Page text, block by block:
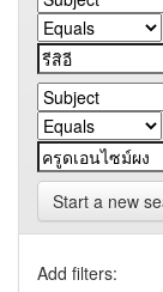
Start a new
Add filters: